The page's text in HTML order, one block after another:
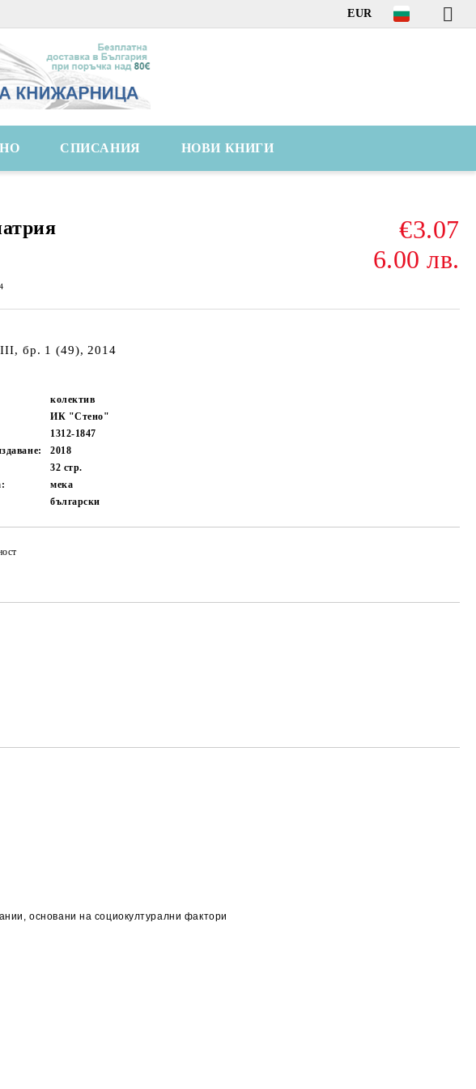
EUR
СПИСАНИЯ НОВИ КНИГИ
€3.07
6.00 лв.
бр. 1 (49), 2014
колектив
ИК "Стено"
1312-1847
2018
32 стр.
мека
български
основани на социокултурални фактори